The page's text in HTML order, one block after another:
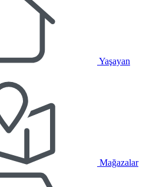
Yaşayan
Mağazalar